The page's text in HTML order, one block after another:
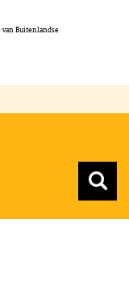
Buitenlandse